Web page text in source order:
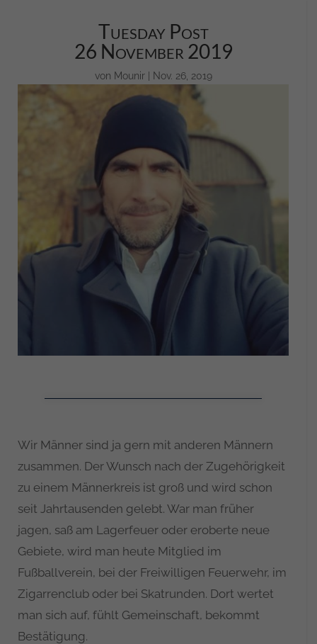
Tuesday Post
26 November 2019
von Mounir| Nov. 26, 2019
Wir Männer sind ja gern mit anderen Männern
zusammen. Der Wunsch nach der Zugehörigkeit
zu einem Männerkreis ist groß und wird schon
seit Jahrtausenden gelebt. War man früher
jagen, saß am Lagerfeuer oder eroberte neue
Gebiete, wird man heute Mitglied im
Fußballverein, bei der Freiwilligen Feuerwehr, im
Zigarrenclub oder bei Skatrunden. Dort wertet
man sich auf, fühlt Gemeinschaft, bekommt
Bestätigung.